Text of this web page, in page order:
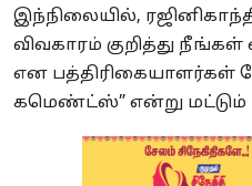
இந்நிலையில்,
விவகாரம் குறித்து
என பத்திரிகையாளர்கள்
கமெண்ட்ஸ்” என்று மட்டும்